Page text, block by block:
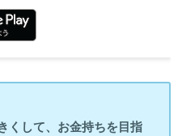
くして、お金持ちを目指